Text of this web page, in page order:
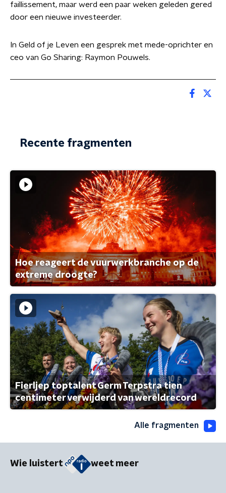
faillissement, maar werd een paar weken geleden gered
door een nieuwe investeerder.
In Geld of je Leven een gesprek met mede-oprichter en
ceo van Go Sharing: Raymon Pouwels.
Recente fragmenten
Hoe reageert de vuurwerkbranche op de
extreme droogte?
Fierljep toptalent Germ Terpstra tien
centimeter verwijderd van wereldrecord
Alle fragmenten
Wie luistert weet meer